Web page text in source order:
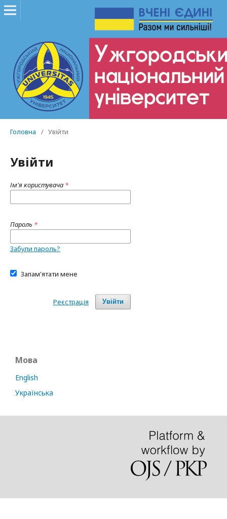
Головна / Увійти
Увійти
Ім'я користувача *
Пароль *
Забули пароль?
Запам'ятати мене
Увійти
Реєстрація
Мова
English
Українська